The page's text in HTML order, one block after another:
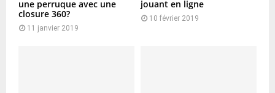
une perruque avec une
closure 360?
11 janvier 2019
jouant en ligne
10 février 2019